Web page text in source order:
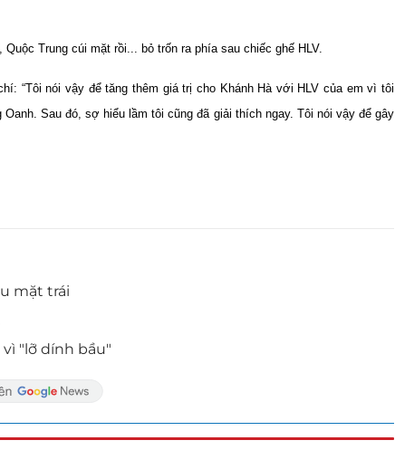
Trung cúi mặt rồi... bỏ trốn ra phía sau chiếc ghế HLV.
“Tôi nói vậy để tăng thêm giá trị cho Khánh Hà với HLV của em vì tôi
Sau đó, sợ hiểu lầm tôi cũng đã giải thích ngay. Tôi nói vậy để gây
mặt trái
"lỡ dính bầu"